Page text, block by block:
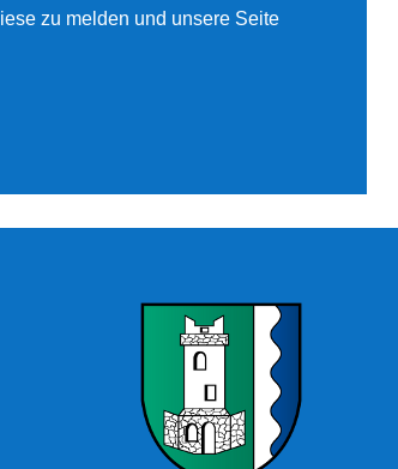
zu melden und unsere Seite